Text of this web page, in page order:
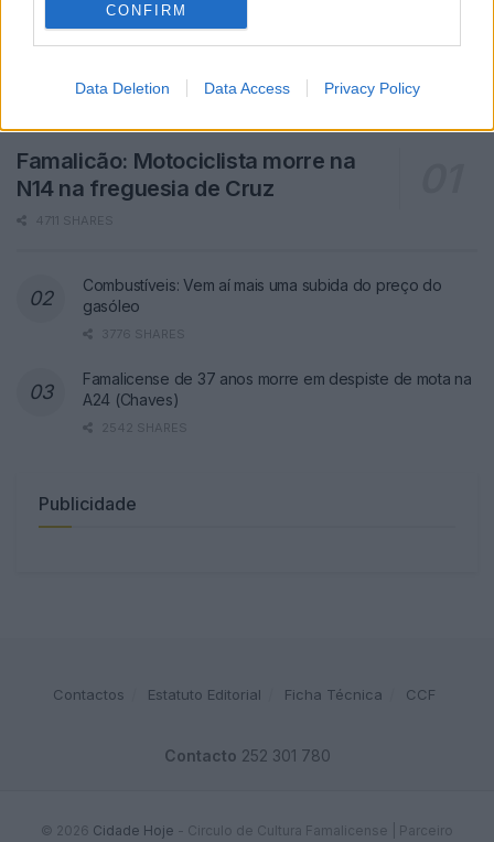
CONFIRM
Data Deletion Data Access Privacy Policy
Famalicão: Motociclista morre na
N14 na freguesia de Cruz
4711 SHARES
Combustíveis: Vem aí mais uma subida do preço do
gasóleo
3776 SHARES
Famalicense de 37 anos morre em despiste de mota na
A24 (Chaves)
2542 SHARES
Publicidade
Contactos Estatuto Editorial Ficha Técnica CCF
Contacto 252 301 780
© 2026 Cidade Hoje - Circulo de Cultura Famalicense | Parceiro